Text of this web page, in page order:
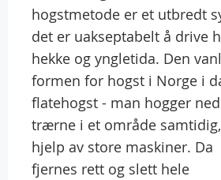
hogstmetode er et utbredt
det er uakseptabelt å drive
hekke og yngletida. Den
formen for hogst i Norge i
flatehogst - man hogger
trærne i et område
hjelp av store maskiner. Da
fjernes rett og slett hele